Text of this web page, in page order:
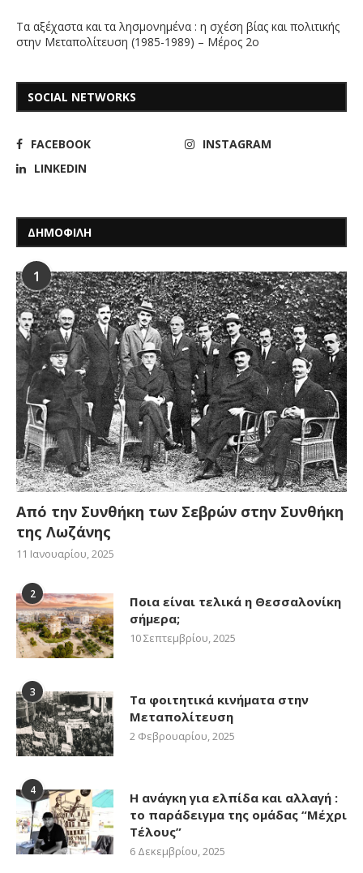
Τα αξέχαστα και τα λησμονημένα : η σχέση βίας και πολιτικής
στην Μεταπολίτευση (1985-1989) – Μέρος 2ο
SOCIAL NETWORKS
FACEBOOK
INSTAGRAM
LINKEDIN
ΔΗΜΟΦΙΛΗ
1
Από την Συνθήκη των Σεβρών στην Συνθήκη
της Λωζάνης
11 Ιανουαρίου, 2025
2
Ποια είναι τελικά η Θεσσαλονίκη
σήμερα;
10 Σεπτεμβρίου, 2025
3
Τα φοιτητικά κινήματα στην
Μεταπολίτευση
2 Φεβρουαρίου, 2025
4
Η ανάγκη για ελπίδα και αλλαγή :
το παράδειγμα της ομάδας “Μέχρι
Τέλους”
6 Δεκεμβρίου, 2025